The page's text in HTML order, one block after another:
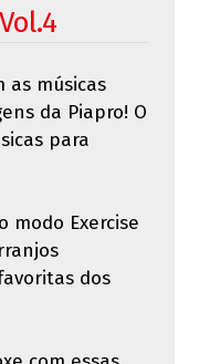
as músicas
da Piapro! O
para
modo Exercise
dos